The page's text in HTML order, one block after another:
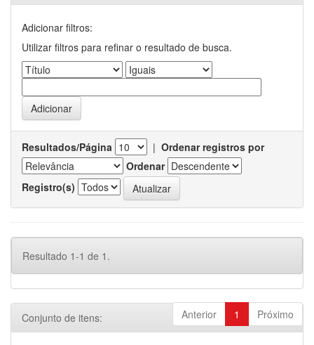
Adicionar filtros:
Utilizar filtros para refinar o resultado de busca.
Resultados/Página | Ordenar registros por
Ordenar
Registro(s)
Resultado 1-1 de 1.
Anterior 1 Próximo
Conjunto de itens: